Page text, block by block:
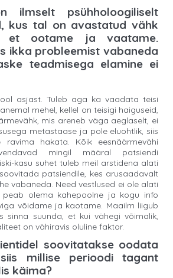
ilmselt psühholoogiliselt
kus tal on avastatud vähk
et ootame ja vaatame.
ikka probleemist vabaneda
teadmisega elamine ei
asjast. Tuleb aga ka vaadata teisi
mehel, kellel on teisigi haiguseid,
mis areneb väga aeglaselt, ei
metastaase ja pole eluohtlik, siis
hakata. Kõik eesnäärmevähi
mingil määral patsiendi
kasu suhet tuleb meil arstidena alati
patsiendile, kes arusaadavalt
vabaneda. Need vestlused ei ole alati
peab olema kahepoolne ja kogu info
võidame ja kaotame. Maailm liigub
sinna suunda, et kui vähegi võimalik,
on vähiravis oluline faktor.
soovitatakse oodata
millise perioodi tagant
käima?